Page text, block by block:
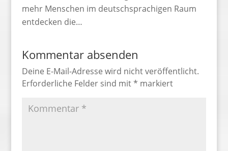
mehr Menschen im deutschsprachigen Raum
entdecken die…
Kommentar absenden
Deine E-Mail-Adresse wird nicht veröffentlicht.
Erforderliche Felder sind mit* markiert